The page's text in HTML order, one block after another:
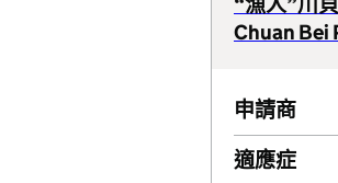
Chuan Bei
申請商
適應症